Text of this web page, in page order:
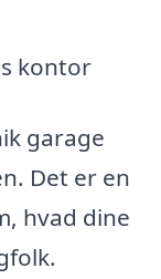
kontor
garage
Det er en
hvad dine